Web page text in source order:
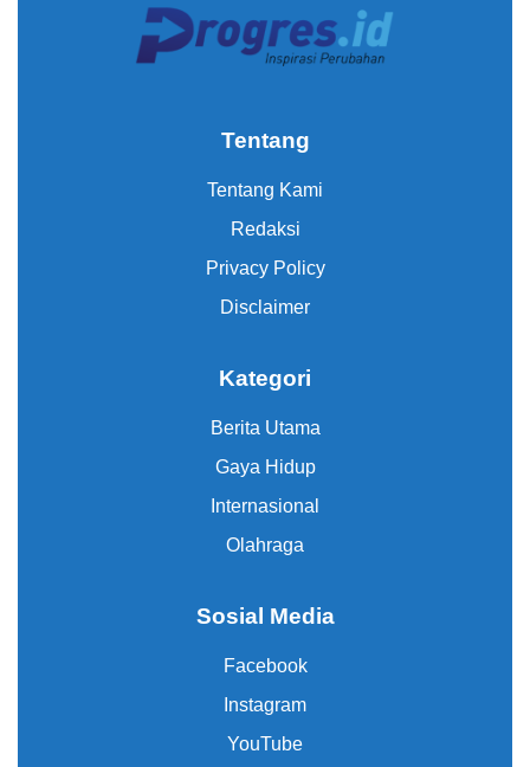
Tentang
Tentang Kami
Redaksi
Privacy Policy
Disclaimer
Kategori
Berita Utama
Gaya Hidup
Internasional
Olahraga
Sosial Media
Facebook
Instagram
YouTube